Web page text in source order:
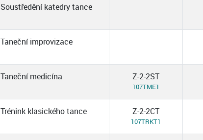
Soustředění katedry tance
Taneční improvizace
Taneční medicína Z-2-2ST
107TME1
Trénink klasického tance Z-2-2CT
107TRKT1